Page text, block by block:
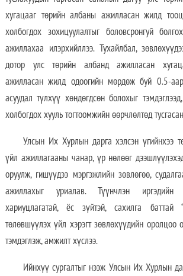
хугацааг төрийн албаны ажилласан жилд
холбогдох зохицуулалтыг боловсронгуй
ажиллахаа илэрхийллээ. Тухайлбал,
дотор улс төрийн албанд ажилласан
ажилласан жилд одоогийн мөрдөж буй 0.5-
асуудал түлхүү хөндөгдсөн болохыг
холбогдох хууль тогтоомжийн өөрчлөлтөд
Улсын Их Хурлын дарга хэлсэн үгийнхээ
үйл ажиллагааны чанар, үр нөлөөг
оруулж, гишүүдээ мэргэжлийн зөвлөгөө,
ажиллахыг уриалав. Түүнчлэн иргэдийн
хариуцлагатай, ёс зүйтэй, сахилга баттай
төлөвшүүлэх үйл хэрэгт зөвлөхүүдийн оролцоо
тэмдэглэж, амжилт хүслээ.
Ийнхүү сургалтыг нээж Улсын Их Хурлын